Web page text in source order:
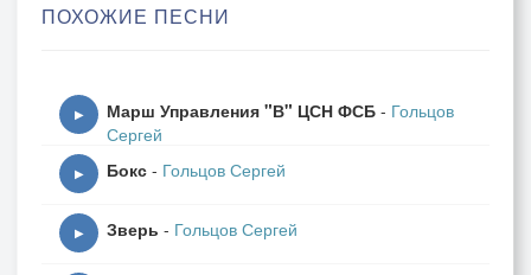
ПОХОЖИЕ ПЕСНИ
▶ Марш Управления "В" ЦСН ФСБ - Гольцов
Сергей
▶ Бокс - Гольцов Сергей
▶ Зверь - Гольцов Сергей